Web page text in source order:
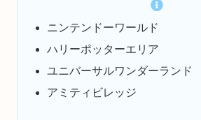
ニンテンドーワールド
ハリーポッターエリア
ユニバーサルワンダーランド
アミティビレッジ